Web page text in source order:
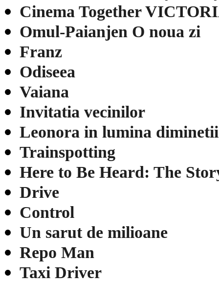
Cinema Together
Omul-Paianjen O noua zi
Franz
Odiseea
Vaiana
Invitatia vecinilor
Leonora in lumina diminetii
Trainspotting
Here to Be Heard: The
Drive
Control
Un sarut de milioane
Repo Man
Taxi Driver